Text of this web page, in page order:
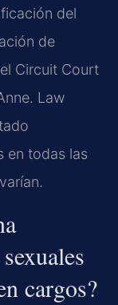
del
de
Circuit Court
Law
en todas las
cargos?